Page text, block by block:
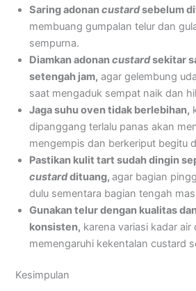
Saring adonancustardsebelum
membuang gumpalan telur dan
sempurna.
Diamkan adonancustardsekitar
setengah jam, agar gelembung
saat mengaduk sempat naik dan
Jaga suhu oven tidak berlebihan,
dipanggang terlalu panas akan
mengempis dan berkeriput begitu
Pastikan kulit tart sudah dingin
custarddituang,agar bagian
dulu sementara bagian tengah
Gunakan telur dengan kualitas
konsisten, karena variasi kadar
memengaruhi kekentalan custard
Kesimpulan